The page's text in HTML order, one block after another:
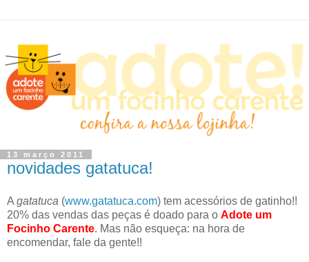
13 março 2011
novidades gatatuca!
A gatatuca (www.gatatuca.com) tem acessórios de gatinho!!
20% das vendas das peças é doado para o Adote um
Focinho Carente. Mas não esqueça: na hora de
encomendar, fale da gente!!